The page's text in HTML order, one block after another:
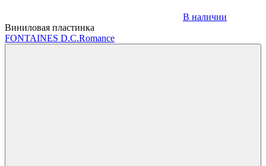
В наличии
Виниловая пластинка
FONTAINES D.C.Romance